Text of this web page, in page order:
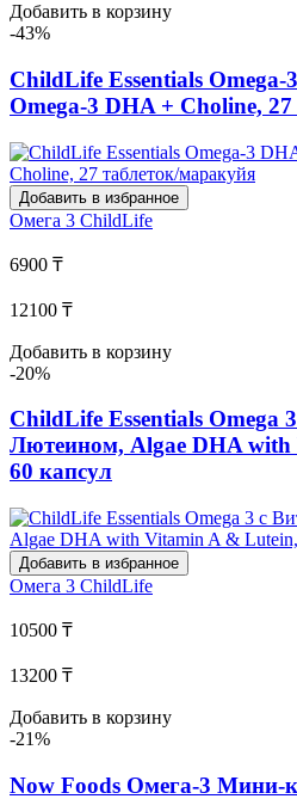
Добавить в корзину
-43%
ChildLife Essentials
Omega-3 DHA + Choline,
Добавить в избранное
Омега 3 ChildLife
6900 ₸
12100 ₸
Добавить в корзину
-20%
ChildLife Essentials Omega
Лютеином, Algae DHA
60 капсул
Добавить в избранное
Омега 3 ChildLife
10500 ₸
13200 ₸
Добавить в корзину
-21%
Now Foods Омега-3 Мини-